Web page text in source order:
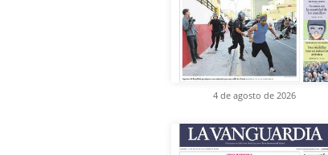
4 de agosto de 2026